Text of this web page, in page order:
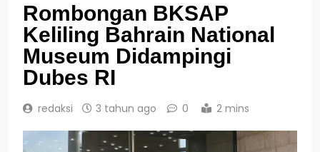
Rombongan BKSAP
Keliling Bahrain National
Museum Didampingi
Dubes RI
redaksi 3 tahun ago 0 2 mins